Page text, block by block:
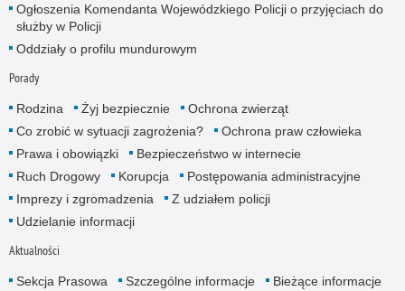
Ogłoszenia Komendanta Wojewódzkiego Policji o przyjęciach do
służby w Policji
Oddziały o profilu mundurowym
Porady
Rodzina Żyj bezpiecznie
Ochrona zwierząt
Co zrobić w sytuacji zagrożenia?
Ochrona praw człowieka
Prawa i obowiązki
Bezpieczeństwo w internecie
Ruch Drogowy
Korupcja
Postępowania administracyjne
Imprezy i zgromadzenia
Z udziałem policji
Udzielanie informacji
Aktualności
Sekcja Prasowa Szczególne informacje
Bieżące informacje